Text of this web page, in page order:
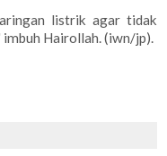
listrik agar tidak
Hairollah. (iwn/jp).